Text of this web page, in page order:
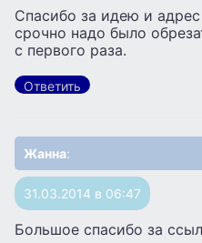
Спасибо за идею и
срочно надо было
с первого раза.
Ответить
Жанна:
31.03.2014 в 06:47
Большое спасибо за